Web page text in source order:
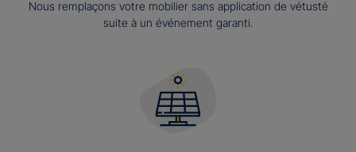
Nous remplaçons votre mobilier sans application de vétusté
suite à un événement garanti.